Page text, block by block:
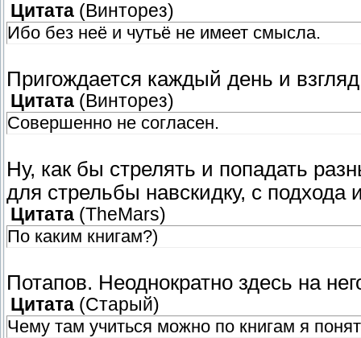
Цитата ( Винторез)
Ибо без неё и чутьё не имеет смысла.
Пригождается каждый день и
Цитата ( Винторез)
Совершенно не согласен.
Ну, как бы стрелять и попадать
для стрельбы навскидку, с
Цитата (TheMars)
По каким книгам?)
Потапов. Неоднократно здесь на
Цитата (Старый)
Чему там учиться можно по книгам я